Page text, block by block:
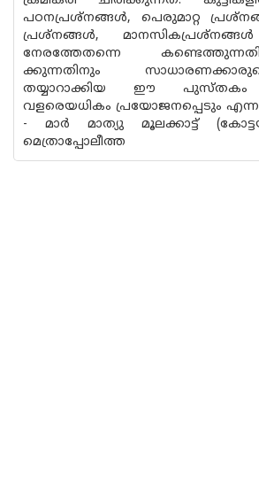
പഠനപ്രശ്നങ്ങൾ, പെരുമാറ്റ
പ്രശ്നങ്ങൾ,
നേരത്തേതന്നെ
ക്കുന്നതിനും
തയ്യാറാക്കിയ ഈ പുസ്തകം
വളരെയധികം പ്രയോജനപ്പെടും
- മാർ മാത്യു മൂലക്കാട്ട്
മെത്രാപ്പോലീത്ത